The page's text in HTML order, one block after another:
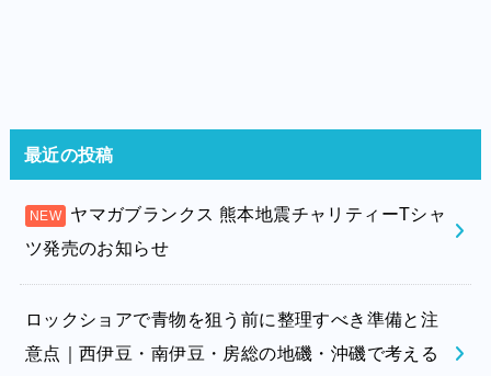
最近の投稿
ヤマガブランクス 熊本地震チャリティーTシャ
ツ発売のお知らせ
ロックショアで青物を狙う前に整理すべき準備と注
意点｜西伊豆・南伊豆・房総の地磯・沖磯で考える